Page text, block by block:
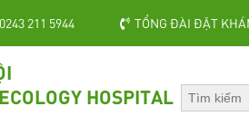
211 5944 TỔNG ĐÀI ĐẶT
HOSPITAL